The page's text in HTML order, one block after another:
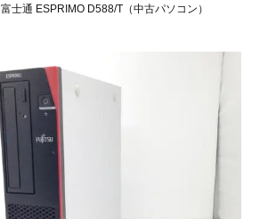
富士通 ESPRIMO D588/T（中古パソコン）